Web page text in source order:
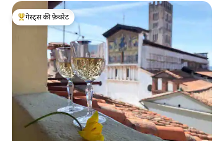
गेस्ट्स का टॉप फ़ेवरेट
गेस्ट्स की फ़ेवरेट